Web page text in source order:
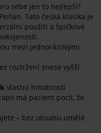
sebe jen to nejlepší?
Tato česká klasika je
použití a špičkové
mezi jednorázovými
roztržení snese vyšší
vlastní hmotnosti
má pacient pocit, že
– bez obsahu umělé